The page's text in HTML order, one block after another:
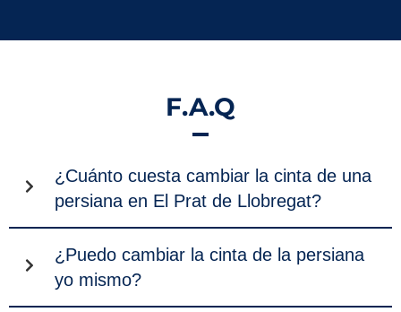
F.A.Q
¿Cuánto cuesta cambiar la cinta de una
persiana en El Prat de Llobregat?
¿Puedo cambiar la cinta de la persiana
yo mismo?